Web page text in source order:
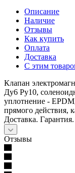
Описание
Наличие
Отзывы
Как купить
Оплата
Доставка
С этим
Клапан
Ду6 Ру10,
уплотнение -
прямого действия,
Доставка.
Отзывы